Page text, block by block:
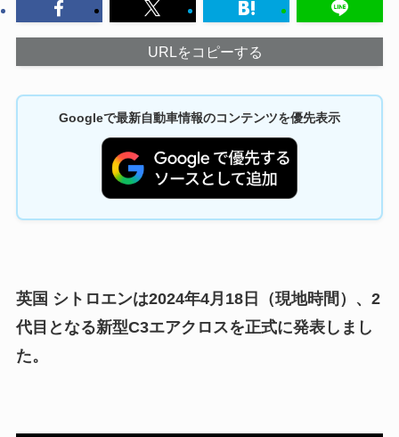
URLをコピーする
Googleで最新自動車情報のコンテンツを優先表示
英国 シトロエンは2024年4月18日（現地時間）、2
代目となる新型C3エアクロスを正式に発表しまし
た。